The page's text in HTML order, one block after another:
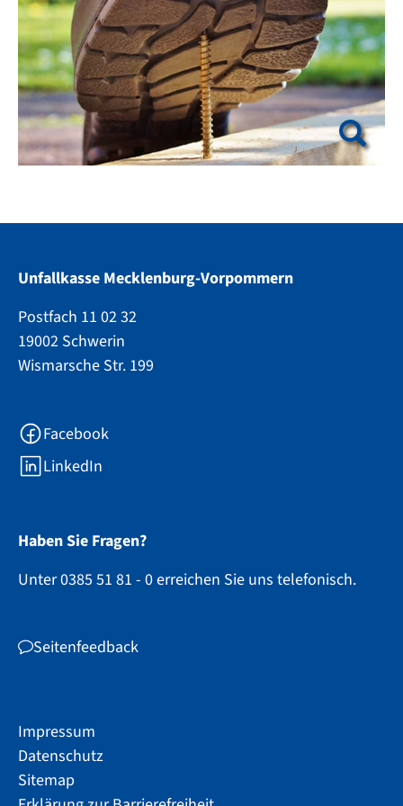
Unfallkasse Mecklenburg-Vorpommern
Postfach 11 02 32
19002 Schwerin
Wismarsche Str. 199
Facebook
LinkedIn
Haben Sie Fragen?
Unter 0385 51 81 - 0 erreichen Sie uns telefonisch.
Seitenfeedback
Impressum
Datenschutz
Sitemap